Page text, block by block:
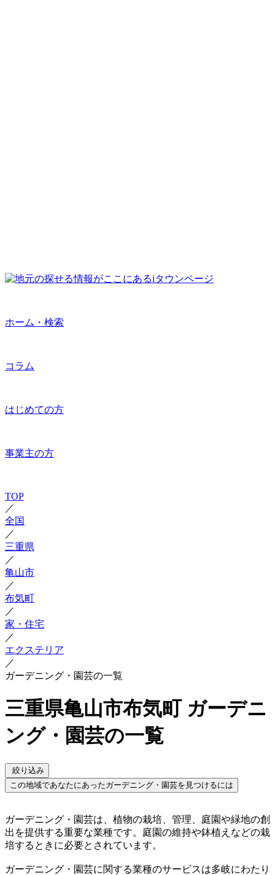
ホーム・検索
コラム
はじめての方
事業主の方
TOP
／
全国
／
三重県
／
亀山市
／
布気町
／
家・住宅
／
エクステリア
／
ガーデニング・園芸の一覧
三重県亀山市布気町 ガーデニ
ング・園芸の一覧
絞り込み
この地域であなたにあったガーデニング・園芸を見つけるには
ガーデニング・園芸は、植物の栽培、管理、庭園や緑地の創
出を提供する重要な業種です。庭園の維持や鉢植えなどの栽
培するときに必要とされています。
ガーデニング・園芸に関する業種のサービスは多岐にわたり